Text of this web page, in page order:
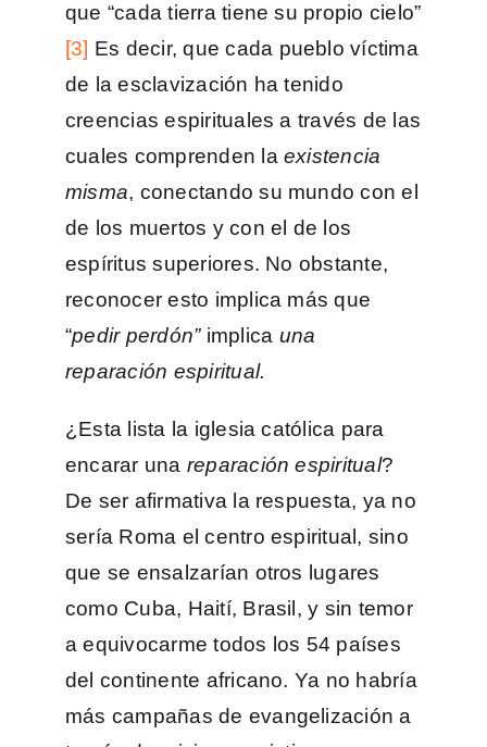
que “cada tierra tiene su propio cielo”
[3] Es decir, que cada pueblo víctima
de la esclavización ha tenido
creencias espirituales a través de las
cuales comprenden laexistencia
misma, conectando su mundo con el
de los muertos y con el de los
espíritus superiores. No obstante,
reconocer esto implica más que
“pedir perdón” implica una
reparación espiritual.
¿Esta lista la iglesia católica para
encarar una reparación espiritual?
De ser afirmativa la respuesta, ya no
sería Roma el centro espiritual, sino
que se ensalzarían otros lugares
como Cuba, Haití, Brasil, y sin temor
a equivocarme todos los 54 países
del continente africano. Ya no habría
más campañas de evangelización a